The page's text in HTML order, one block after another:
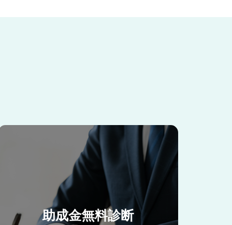
助成金無料診断